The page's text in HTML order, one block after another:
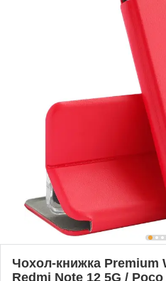
Чохол-книжка Premium
Redmi Note 12 5G / Poco